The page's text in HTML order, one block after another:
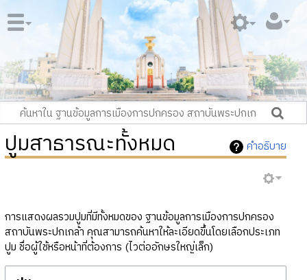
คำอธิบาย
ปูมสาธารณะทั้งหมด
การแสดงผลรวมปูมที่มีทั้งหมดของ ฐานข้อมูลการเมืองการปกครอง
สถาบันพระปกเกล้า คุณสามารถค้นหาให้ละเอียดขึ้นโดยเลือกประเภท
ปูม ชื่อผู้ใช้หรือหน้าที่ต้องการ (ไวต่ออักษรใหญ่เล็ก)